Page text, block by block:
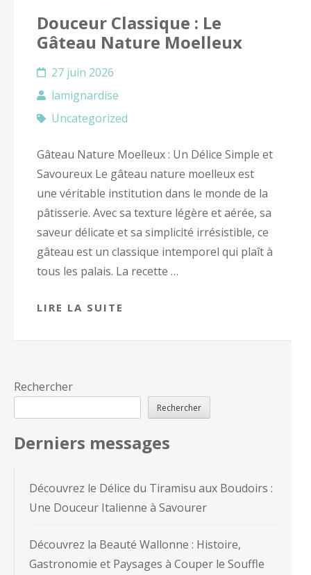
Douceur Classique : Le
Gâteau Nature Moelleux
27 juin 2026
lamignardise
Uncategorized
Gâteau Nature Moelleux : Un Délice Simple et
Savoureux Le gâteau nature moelleux est
une véritable institution dans le monde de la
pâtisserie. Avec sa texture légère et aérée, sa
saveur délicate et sa simplicité irrésistible, ce
gâteau est un classique intemporel qui plaît à
tous les palais. La recette …
LIRE LA SUITE
Rechercher
Rechercher
Derniers messages
Découvrez le Délice du Tiramisu aux Boudoirs :
Une Douceur Italienne à Savourer
Découvrez la Beauté Wallonne : Histoire,
Gastronomie et Paysages à Couper le Souffle